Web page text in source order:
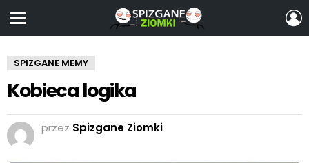
SPIZGANE MEMY
Kobieca logika
przez Spizgane Ziomki